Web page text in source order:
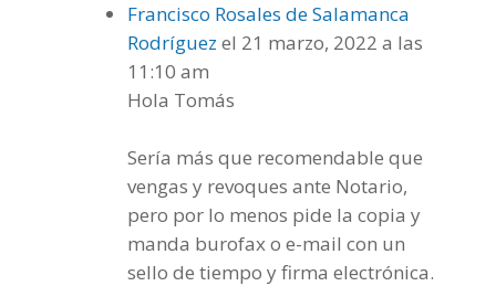
Francisco Rosales de Salamanca
Rodríguez el 21 marzo, 2022 a las
11:10 am
Hola Tomás
Sería más que recomendable que
vengas y revoques ante Notario,
pero por lo menos pide la copia y
manda burofax o e-mail con un
sello de tiempo y firma electrónica.